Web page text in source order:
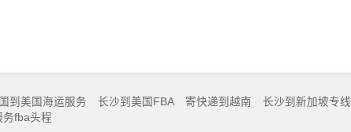
到美国海运服务 长沙到美国FBA 寄快递到越南 长沙到新加坡专线
务fba头程